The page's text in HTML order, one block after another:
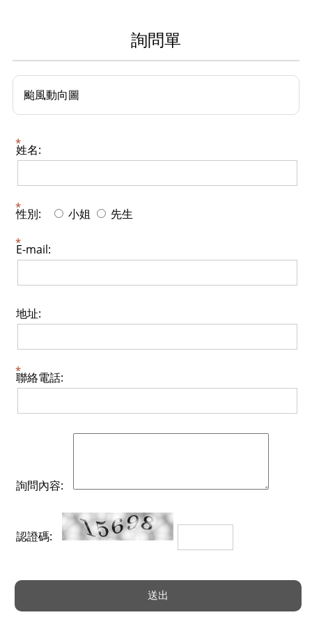
詢問單
颱風動向圖
姓名:
性別: 小姐 先生
E-mail:
地址:
聯絡電話:
詢問內容:
認證碼: